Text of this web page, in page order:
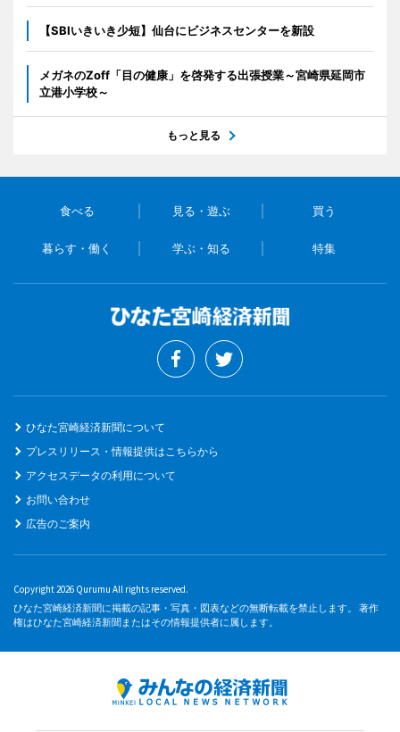
【SBIいきいき少短】仙台にビジネスセンターを新設
メガネのZoff「目の健康」を啓発する出張授業～宮崎県延岡市
立港小学校～
もっと見る
食べる 見る・遊ぶ 買う
暮らす・働く 学ぶ・知る 特集
ひなた宮崎経済新聞について
プレスリリース・情報提供はこちらから
アクセスデータの利用について
お問い合わせ
広告のご案内
Copyright 2026 Qurumu All rights reserved.
ひなた宮崎経済新聞に掲載の記事・写真・図表などの無断転載を禁止します。 著作
権はひなた宮崎経済新聞またはその情報提供者に属します。